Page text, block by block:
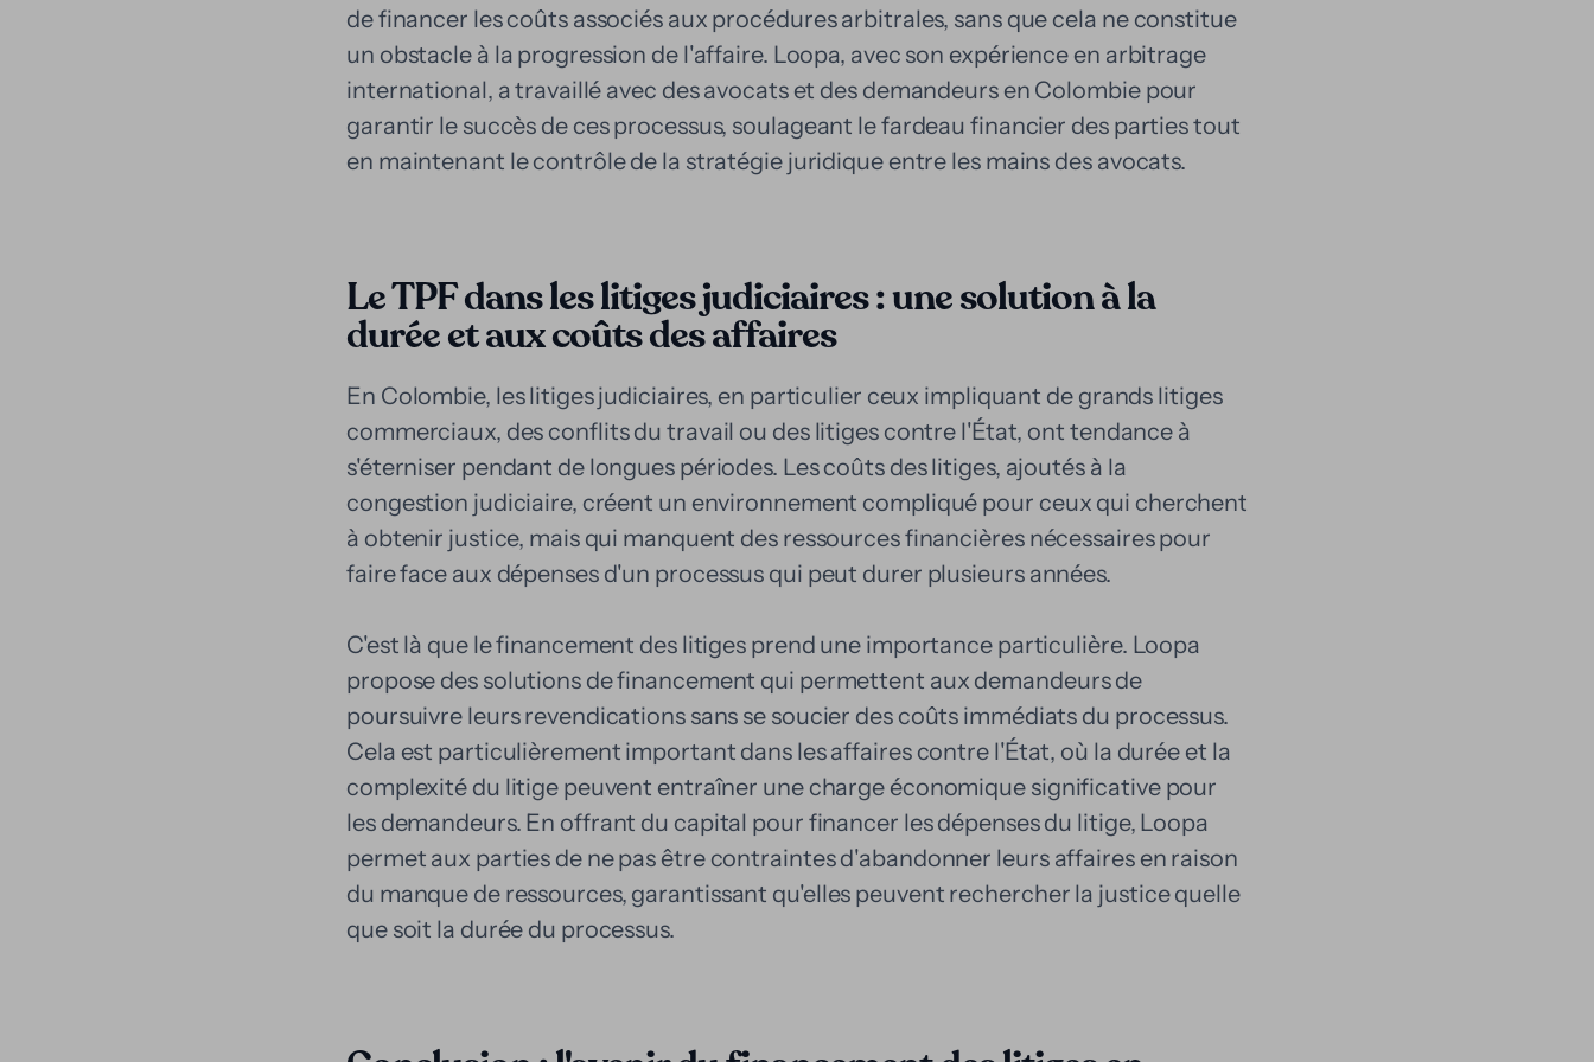
de financer les coûts associés aux procédures arbitrales, sans que cela ne constitue
un obstacle à la progression de l'affaire. Loopa, avec son expérience en arbitrage
international, a travaillé avec des avocats et des demandeurs en Colombie pour
garantir le succès de ces processus, soulageant le fardeau financier des parties tout
en maintenant le contrôle de la stratégie juridique entre les mains des avocats.
Le TPF dans les litiges judiciaires : une solution à la
durée et aux coûts des affaires
En Colombie, les litiges judiciaires, en particulier ceux impliquant de grands litiges
commerciaux, des conflits du travail ou des litiges contre l'État, ont tendance à
s'éterniser pendant de longues périodes. Les coûts des litiges, ajoutés à la
congestion judiciaire, créent un environnement compliqué pour ceux qui cherchent
à obtenir justice, mais qui manquent des ressources financières nécessaires pour
faire face aux dépenses d'un processus qui peut durer plusieurs années.
C'est là que le financement des litiges prend une importance particulière. Loopa
propose des solutions de financement qui permettent aux demandeurs de
poursuivre leurs revendications sans se soucier des coûts immédiats du processus.
Cela est particulièrement important dans les affaires contre l'État, où la durée et la
complexité du litige peuvent entraîner une charge économique significative pour
les demandeurs. En offrant du capital pour financer les dépenses du litige, Loopa
permet aux parties de ne pas être contraintes d'abandonner leurs affaires en raison
du manque de ressources, garantissant qu'elles peuvent rechercher la justice quelle
que soit la durée du processus.